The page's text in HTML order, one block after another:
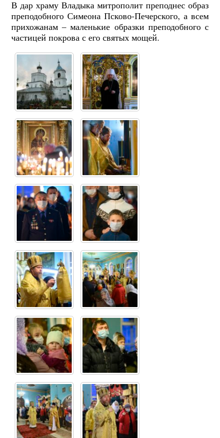
В дар храму Владыка митрополит преподнес образ
преподобного Симеона Псково-Печерского, а всем
прихожанам – маленькие образки преподобного с
частицей покрова с его святых мощей.